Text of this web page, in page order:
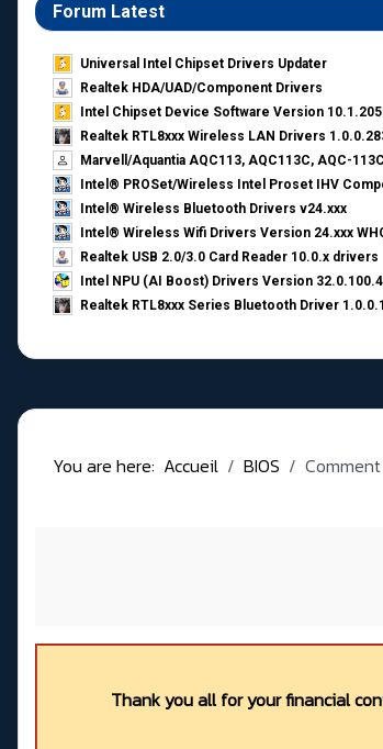
Forum Latest
Universal Intel Chipset Drivers Updater​
Realtek HDA/UAD/Component Drivers
Intel Chipset Device Software Version
Realtek RTL8xxx Wireless LAN Drivers
Marvell/Aquantia AQC113, AQC113C, AQC-
Intel® PROSet/Wireless Intel Proset IHV
Intel® Wireless Bluetooth Drivers v24.xxx
Intel® Wireless Wifi Drivers Version 24.xxx
Realtek USB 2.0/3.0 Card Reader 10.0.x drivers
Intel NPU (AI Boost) Drivers Version
Realtek RTL8xxx Series Bluetooth Driver
You are here: Accueil BIOS
Thank you all for your financial